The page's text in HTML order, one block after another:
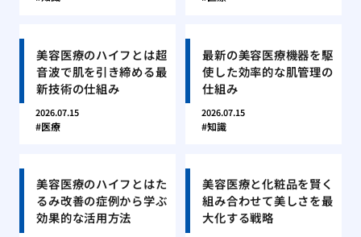
美容医療のハイフとは超
音波で肌を引き締める最
新技術の仕組み
2026.07.15
医療
最新の美容医療機器を駆
使した効率的な肌管理の
仕組み
2026.07.15
知識
美容医療のハイフとはた
るみ改善の症例から学ぶ
効果的な活用方法
美容医療と化粧品を賢く
組み合わせて美しさを最
大化する戦略